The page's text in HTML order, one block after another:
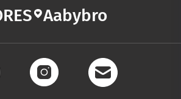
Aabybro